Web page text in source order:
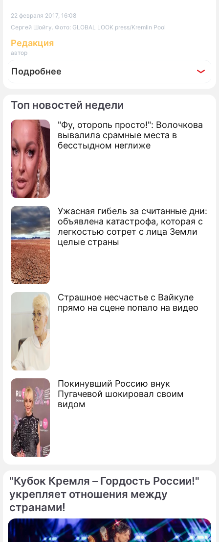
Топ новостей недели
"Фу, оторопь просто!": Волочкова
вывалила срамные места в
бесстыдном неглиже
Ужасная гибель за считанные дни:
объявлена катастрофа, которая с
легкостью сотрет с лица Земли
целые страны
Страшное несчастье с Вайкуле
прямо на сцене попало на видео
Покинувший Россию внук
Пугачевой шокировал своим
видом
22 февраля 2017, 16:08
Сергей Шойгу. Фото: GLOBAL LOOK press/Kremlin Pool
Редакция
автор
Подробнее
По теме
Продолжение: Шойгу раскрыл
Шойгу объявил о создании нового рода
войск
Шойгу припугнул "британскую кошку"
медведем
Сергей Кужегетович Шойгу
"Кубок Кремля – Гордость России!"
укрепляет отношения между
странами!